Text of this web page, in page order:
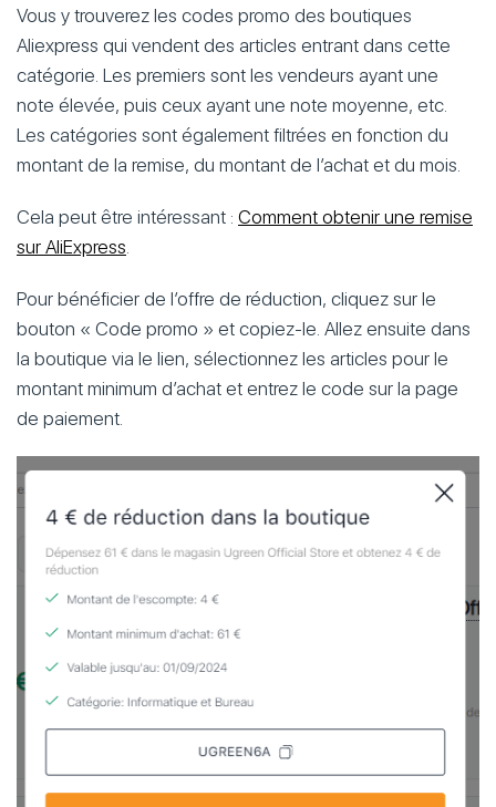
Vous y trouverez les codes promo des boutiques
Aliexpress qui vendent des articles entrant dans cette
catégorie. Les premiers sont les vendeurs ayant une
note élevée, puis ceux ayant une note moyenne, etc.
Les catégories sont également filtrées en fonction du
montant de la remise, du montant de l’achat et du mois.
Cela peut être intéressant : Comment obtenir une remise
sur AliExpress
Pour bénéficier de l’offre de réduction, cliquez sur le
bouton « Code promo » et copiez-le. Allez ensuite dans
la boutique via le lien, sélectionnez les articles pour le
montant minimum d’achat et entrez le code sur la page
de paiement.